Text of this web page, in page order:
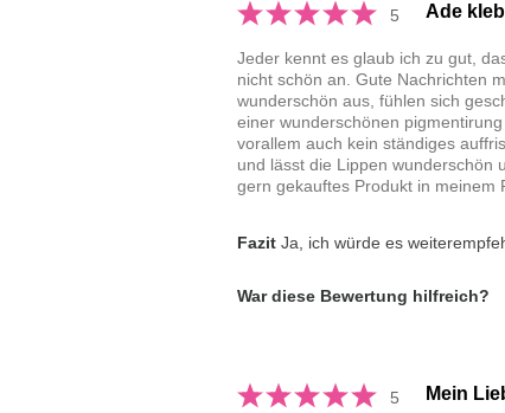
5 Ade
Jeder kennt es glaub ich zu gut,
nicht schön an. Gute Nachrichten
wunderschön aus, fühlen sich
einer wunderschönen
vorallem auch kein ständiges
und lässt die Lippen wunderschön
gern gekauftes Produkt in meinem
FazitJa, ich würde es
War diese Bewertung hilfreich?
5 Mein